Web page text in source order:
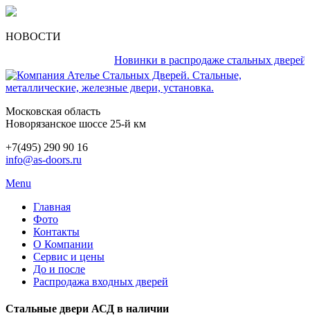
НОВОСТИ
Новинки в распродаже стальных дверей
Московская область
Новорязанское шоссе 25-й км
+7(495) 290 90 16
info@as-doors.ru
Menu
Главная
Фото
Контакты
О Компании
Сервис и цены
До и после
Распродажа входных дверей
Стальные двери АСД в наличии